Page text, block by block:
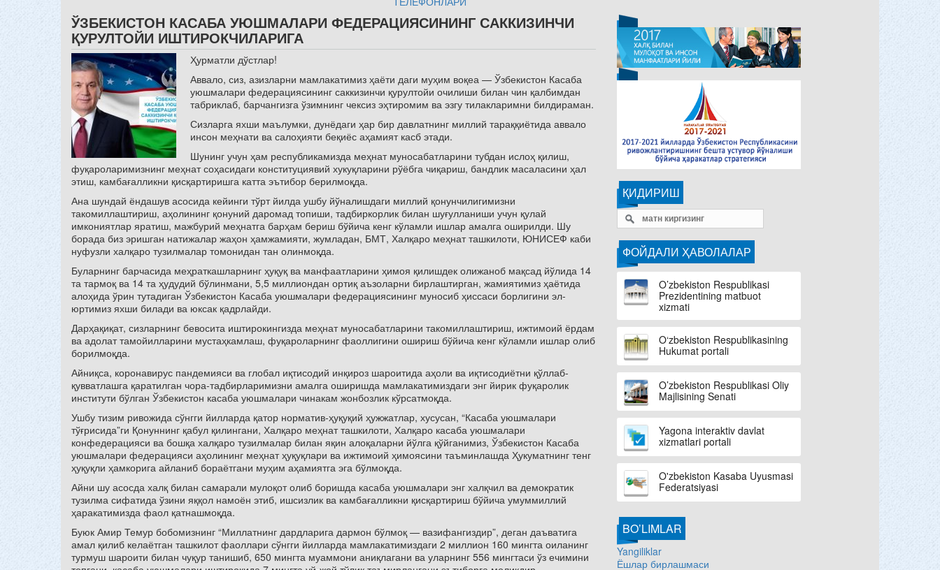
ЎЗБЕКИСТОН КАСАБА УЮШМАЛАРИ ФЕДЕРАЦИЯСИНИНГ САККИЗИНЧИ
ҚУРУЛТОЙИ ИШТИРОКЧИЛАРИГА
Ҳурматли дўстлар!
Аввало, сиз, азизларни мамлакатимиз ҳаёти даги муҳим воқеа — Ўзбекистон Касаба
уюшмалари федерациясининг саккизинчи қурултойи очилиши билан чин қалбимдан
табриклаб, барчангизга ўзимнинг чексиз эҳтиромим ва эзгу тилакларимни билдираман.
Сизларга яхши маълумки, дунёдаги ҳар бир давлатнинг миллий тараққиётида аввало
инсон меҳнати ва салоҳияти беқиёс аҳамият касб этади.
Шунинг учун ҳам республикамизда меҳнат муносабатларини тубдан ислоҳ қилиш,
фуқароларимизнинг меҳнат соҳасидаги конституциявий хукуқларини рўёбга чиқариш, бандлик масаласини ҳал
этиш, камбағалликни қисқартиришга катта эътибор берилмоқда.
Ана шундай ёндашув асосида кейинги тўрт йилда ушбу йўналишдаги миллий қонунчилигимизни
такомиллаштириш, аҳолининг қонуний даромад топиши, тадбиркорлик билан шуғулланиши учун қулай
имкониятлар яратиш, мажбурий меҳнатга барҳам бериш бўйича кенг кўламли ишлар амалга оширилди. Шу
борада биз эришган натижалар жаҳон ҳамжамияти, жумладан, БМТ, Халқаро меҳнат ташкилоти, ЮНИСЕФ каби
нуфузли халқаро тузилмалар томонидан тан олинмоқда.
Буларнинг барчасида меҳраткашларнинг ҳуқуқ ва манфаатларини ҳимоя қилишдек олижаноб мақсад йўлида 14
та тармоқ ва 14 та ҳудудий бўлинмани, 5,5 миллиондан ортиқ аъзоларни бирлаштирган, жамиятимиз ҳаётида
алоҳида ўрин тутадиган Ўзбекистон Касаба уюшмалари федерациясининг муносиб ҳиссаси борлигини эл-
юртимиз яхши билади ва юксак қадрлайди.
Дарҳақиқат, сизларнинг бевосита иштирокингизда меҳнат муносабатларини такомиллаштириш, ижтимоий ёрдам
ва адолат тамойилларини мустаҳкамлаш, фуқароларнинг фаоллигини ошириш бўйича кенг кўламли ишлар олиб
борилмоқда.
Айниқса, коронавирус пандемияси ва глобал иқтисодий инқироз шароитида аҳоли ва иқтисодиётни қўллаб-
қувватлашга қаратилган чора-тадбирларимизни амалга оширишда мамлакатимиздаги энг йирик фуқаролик
институти бўлган Ўзбекистон касаба уюшмалари чинакам жонбозлик кўрсатмоқда.
Ушбу тизим ривожида сўнгги йилларда қатор норматив-ҳуқуқий ҳужжатлар, хусусан, “Касаба уюшмалари
тўғрисида”ги Қонуннинг қабул қилингани, Халқаро меҳнат ташкилоти, Халқаро касаба уюшмалари
конфедерацияси ва бошқа халқаро тузилмалар билан яқин алоқаларни йўлга қўйганимиз, Ўзбекистон Касаба
уюшмалари федерацияси аҳолининг меҳнат ҳуқуқлари ва ижтимоий ҳимоясини таъминлашда Ҳукуматнинг тенг
ҳуқуқли ҳамкорига айланиб бораётгани муҳим аҳамиятга эга бўлмоқда.
Айни шу асосда халқ билан самарали мулоқот олиб боришда касаба уюшмалари энг халқчил ва демократик
тузилма сифатида ўзини яққол намоён этиб, ишсизлик ва камбағалликни қисқартириш бўйича умуммиллий
ҳаракатимизда фаол қатнашмоқда.
Буюк Амир Темур бобомизнинг “Миллатнинг дардларига дармон бўлмоқ — вазифангиздир”, деган даъватига
амал қилиб келаётган ташкилот фаоллари сўнгги йилларда мамлакатимиздаги 2 миллион 160 мингта оиланинг
турмуш шароити билан чуқур танишиб, 650 мингта муаммони аниқлагани ва уларнинг 556 мингтаси ўз ечимини
ҚИДИРИШ
ФОЙДАЛИ ҲАВОЛАЛАР
O’zbekiston Respublikasi
Prezidentining matbuot
xizmati
O‘zbekiston Respublikasining
Hukumat portali
O’zbekiston Respublikasi Oliy
Majlisining Senati
Yagona interaktiv davlat
xizmatlari portali
O'zbekiston Kasaba Uyusmasi
Federatsiyasi
BO’LIMLAR
Yangiliklar
Ёшлар бирлашмаси